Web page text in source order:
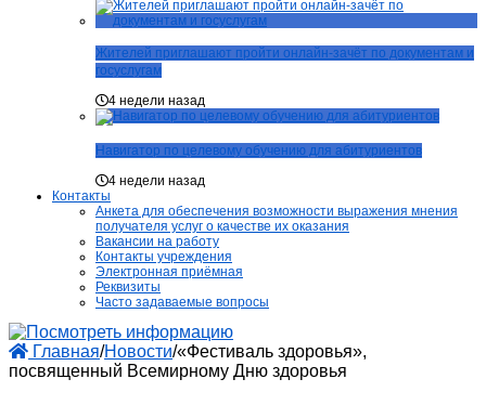
Жителей приглашают пройти онлайн-зачёт по документам и
госуслугам
4 недели назад
Навигатор по целевому обучению для абитуриентов
4 недели назад
Контакты
Анкета для обеспечения возможности выражения мнения
получателя услуг о качестве их оказания
Вакансии на работу
Контакты учреждения
Электронная приёмная
Реквизиты
Часто задаваемые вопросы
Главная/Новости/«Фестиваль здоровья»,
посвященный Всемирному Дню здоровья